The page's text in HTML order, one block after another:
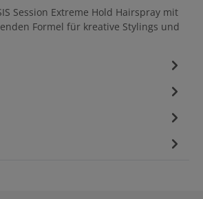
Session Extreme Hold Hairspray mit
Formel für kreative Stylings und